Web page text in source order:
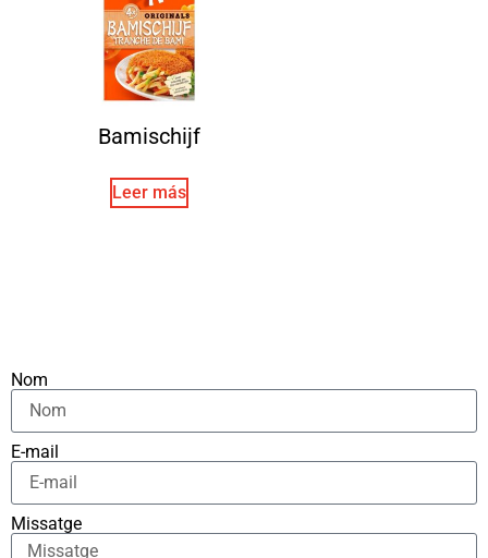
Bamischijf
Leer más
Nom
E-mail
Missatge